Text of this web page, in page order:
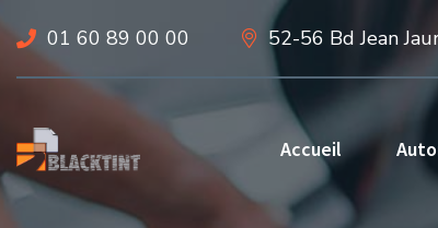
01 60 89 00 00 52-56 Bd Jean
Accueil